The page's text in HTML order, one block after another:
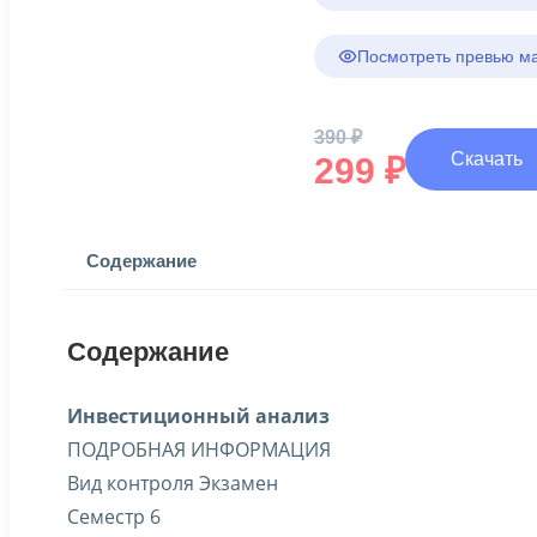
Посмотреть превью
390₽
Первоначальная
цена
299 ₽ Скачать
Содержание
Содержание
Инвестиционный анализ
ПОДРОБНАЯ ИНФОРМАЦИЯ
Вид контроля Экзамен
Семестр 6